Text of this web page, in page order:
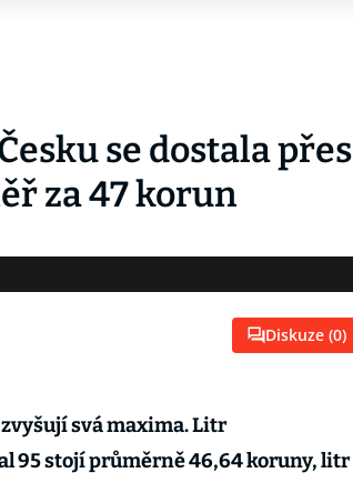
se dostala přes
za 47 korun
Diskuze (0)
svá maxima. Litr
95 stojí průměrně 46,64 koruny, litr